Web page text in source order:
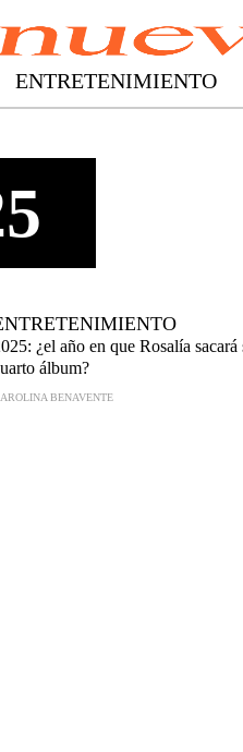
ENTRETENIMIENTO
¿el año en que Rosalía sacará
álbum?
BENAVENTE